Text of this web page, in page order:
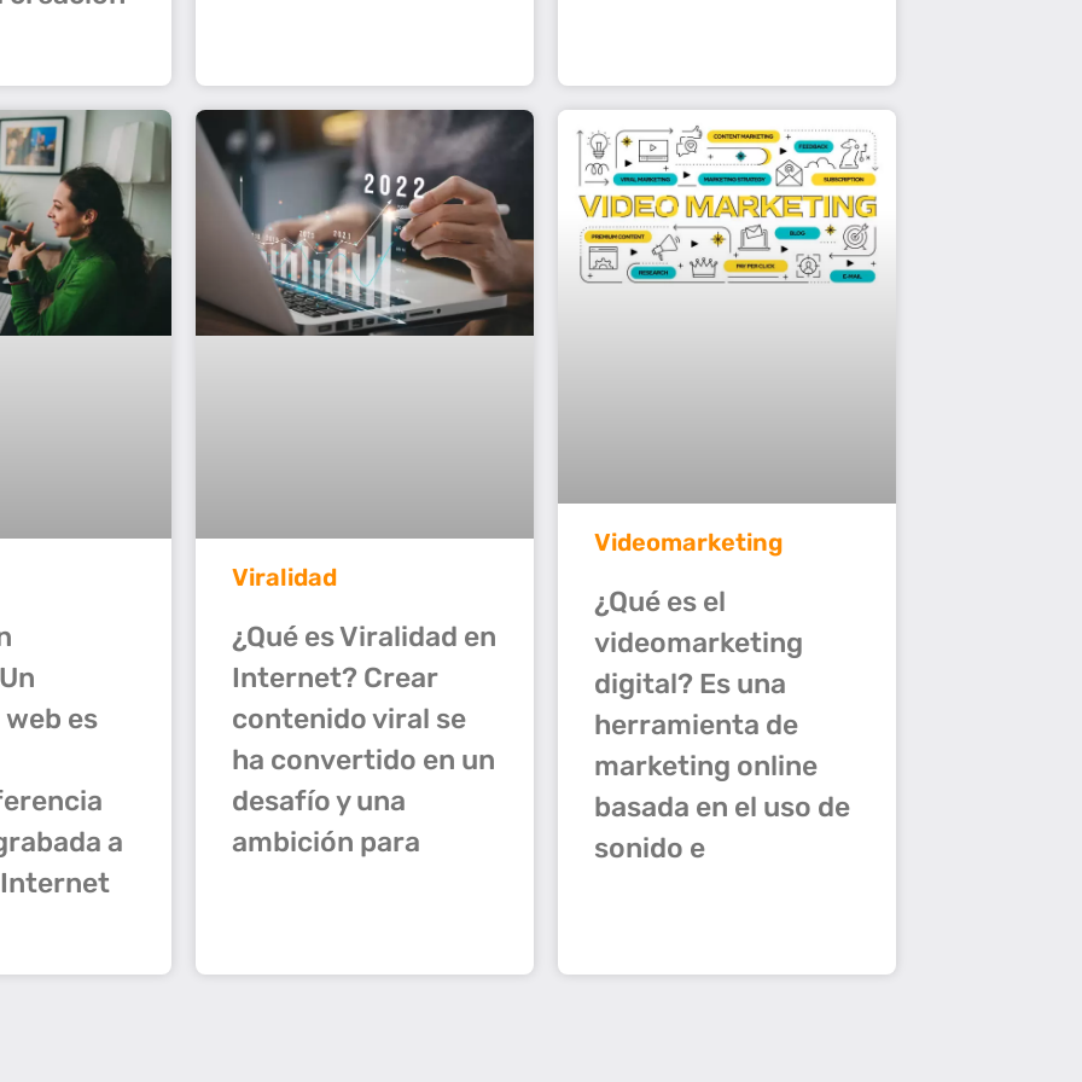
es
a
Viralidad
¿Qué es Viralidad en
Internet? Crear
contenido viral se
ha convertido en un
desafío y una
ambición para
Videomarketing
¿Qué es el
videomarketing
digital? Es una
herramienta de
marketing online
basada en el uso de
sonido e